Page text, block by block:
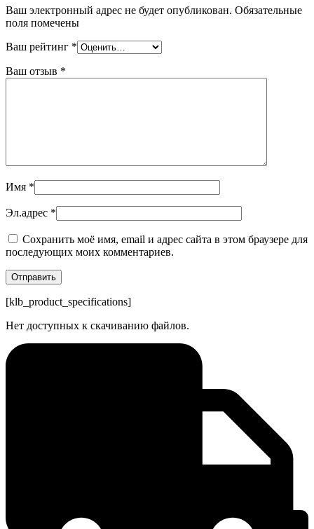
Ваш электронный адрес не будет опубликован. Обязательные
поля помечены
Ваш рейтинг *
Ваш отзыв *
Имя *
Эл.адрес *
Сохранить моё имя, email и адрес сайта в этом браузере для
последующих моих комментариев.
[klb_product_specifications]
Нет доступных к скачиванию файлов.